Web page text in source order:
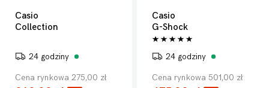
Casio
Collection
24 godziny
Cena rynkowa 275,00 zł
Casio
G-Shock
24 godziny
Cena rynkowa 501,00 zł